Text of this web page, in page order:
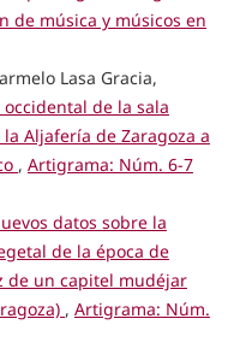
de música y músicos en
Lasa Gracia,
de la sala
Aljafería de Zaragoza a
, Artigrama: Núm. 6-7
datos sobre la
de la época de
de un capitel mudéjar
, Artigrama: Núm.